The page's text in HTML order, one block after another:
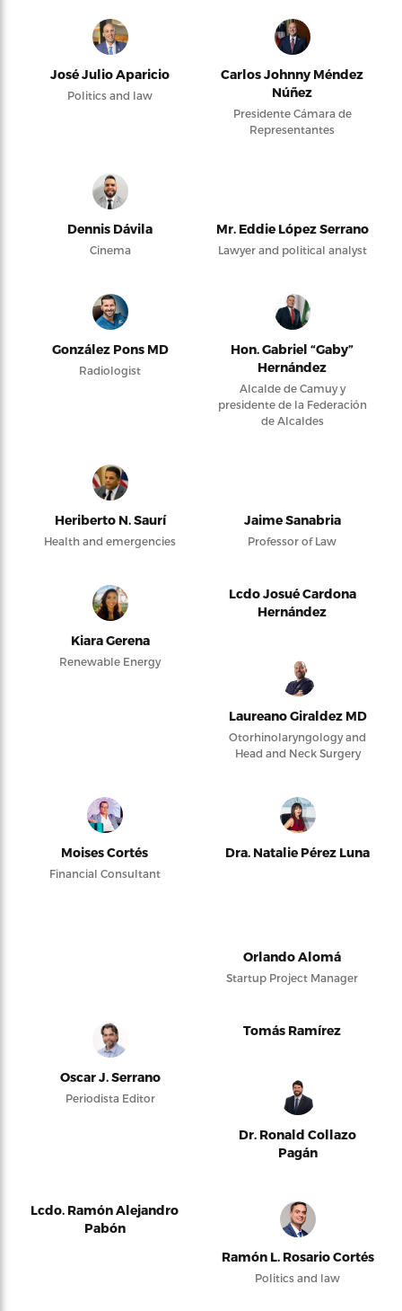
José Julio Aparicio
Politics and law
Carlos Johnny Méndez
Núñez
Presidente Cámara de
Representantes
Dennis Dávila
Cinema
Mr. Eddie López Serrano
Lawyer and political analyst
González Pons MD
Radiologist
Hon. Gabriel “Gaby”
Hernández
Alcalde de Camuy y
presidente de la Federación
de Alcaldes
Heriberto N. Saurí
Health and emergencies
Jaime Sanabria
Professor of Law
Kiara Gerena
Renewable Energy
Lcdo Josué Cardona
Hernández
Laureano Giraldez MD
Otorhinolaryngology and
Head and Neck Surgery
Moises Cortés
Financial Consultant
Dra. Natalie Pérez Luna
Orlando Alomá
Startup Project Manager
Oscar J. Serrano
Periodista Editor
Tomás Ramírez
Dr. Ronald Collazo
Pagán
Lcdo. Ramón Alejandro
Pabón
Ramón L. Rosario Cortés
Politics and law